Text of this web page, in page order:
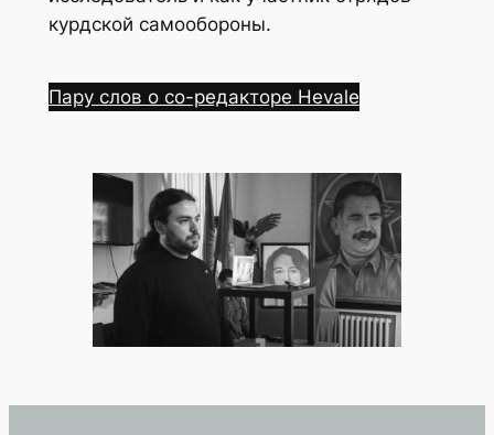
курдской самообороны.
Пару слов о со-редакторе Hevale